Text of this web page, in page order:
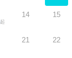
起
14 15
21 22